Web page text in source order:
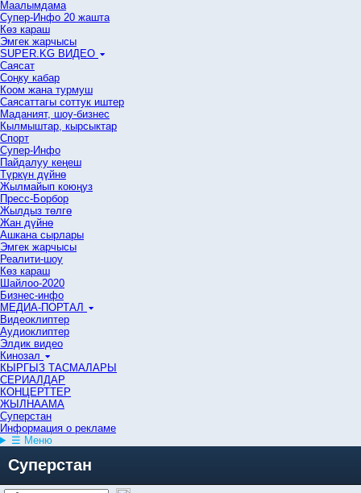
Маалымдама
Супер-Инфо 20 жашта
Көз караш
Эмгек жарчысы
SUPER.KG ВИДЕО
Саясат
Cоңку кабар
Коом жана турмуш
Саясаттагы соттук иштер
Маданият, шоу-бизнес
Кылмыштар, кырсыктар
Спорт
Супер-Инфо
Пайдалуу кеңеш
Түркүн дүйнө
Жылмайып коюңуз
Пресс-Борбор
Жылдыз төлгө
Жан дүйнө
Ашкана сырлары
Эмгек жарчысы
Реалити-шоу
Көз караш
Шайлоо-2020
Бизнес-инфо
МЕДИА-ПОРТАЛ
Видеоклиптер
Аудиоклиптер
Элдик видео
Кинозал
КЫРГЫЗ ТАСМАЛАРЫ
СЕРИАЛДАР
КОНЦЕРТТЕР
ЖЫЛНААМА
Суперстан
Информация о рекламе
☰ Меню
Суперстан